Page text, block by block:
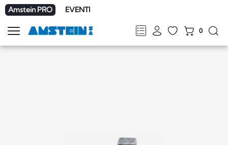
Amstein PRO EVENTI
FRDEENIT
0
Mostra
la